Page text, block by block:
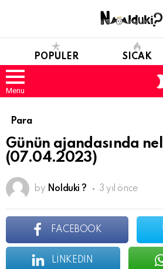
POPULER SICAK
Menu
Para
Günün ajandasında
(07.04.2023)
by Nolduki ? 3 yıl önce
FACEBOOK
LINKEDIN